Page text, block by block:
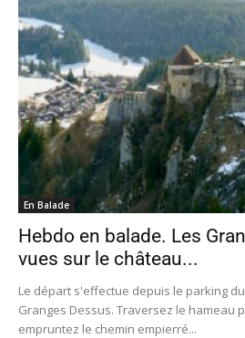
En Balade
Hebdo en balade. Les
vues sur le château...
Le départ s'effectue depuis le parking
Granges Dessus. Traversez le hameau
empruntez le chemin empierré...